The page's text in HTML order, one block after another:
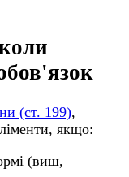
(ст. 199),
якщо:
(виш,